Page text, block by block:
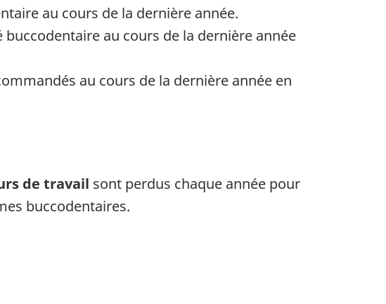
au cours de la dernière année.
au cours de la dernière année
au cours de la dernière année en
de travail sont perdus chaque année pour
buccodentaires.